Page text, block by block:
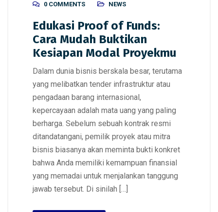
0 COMMENTS
NEWS
Edukasi Proof of Funds:
Cara Mudah Buktikan
Kesiapan Modal Proyekmu
Dalam dunia bisnis berskala besar, terutama
yang melibatkan tender infrastruktur atau
pengadaan barang internasional,
kepercayaan adalah mata uang yang paling
berharga. Sebelum sebuah kontrak resmi
ditandatangani, pemilik proyek atau mitra
bisnis biasanya akan meminta bukti konkret
bahwa Anda memiliki kemampuan finansial
yang memadai untuk menjalankan tanggung
jawab tersebut. Di sinilah […]